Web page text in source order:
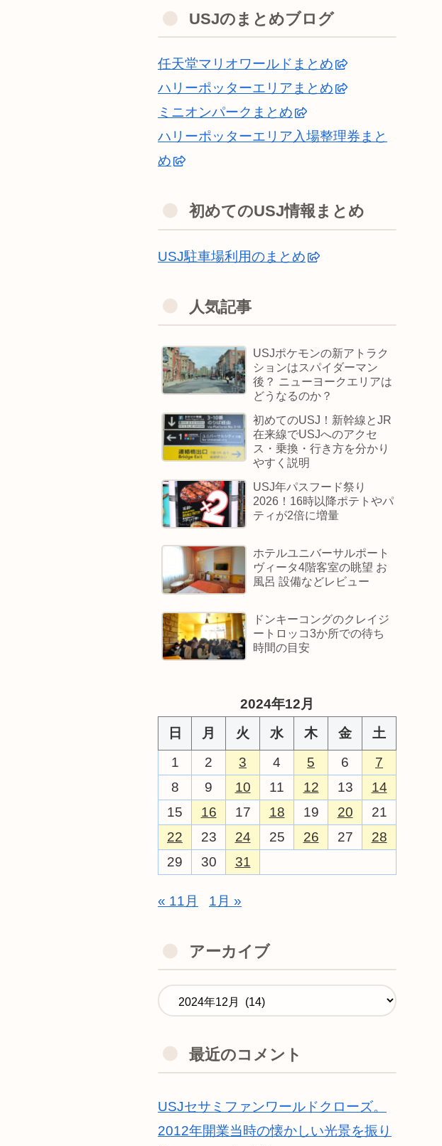
USJのまとめブログ
任天堂マリオワールドまとめ
ハリーポッターエリアまとめ
ミニオンパークまとめ
ハリーポッターエリア入場整理券まと
め
初めてのUSJ情報まとめ
USJ駐車場利用のまとめ
人気記事
USJポケモンの新アトラク
ションはスパイダーマン
後？ ニューヨークエリアは
どうなるのか？
初めてのUSJ！新幹線とJR
在来線でUSJへのアクセ
ス・乗換・行き方を分かり
やすく説明
USJ年パスフード祭り
2026！16時以降ポテトやパ
ティが2倍に増量
ホテルユニバーサルポート
ヴィータ4階客室の眺望 お
風呂 設備などレビュー
ドンキーコングのクレイジ
ートロッコ3か所での待ち
時間の目安
2024年12月
日
月 火 水 木 金
土
1
2 3 4 5 6
7
8
9 10 11 12 13
14
15
16 17 18 19 20
21
22
23 24 25 26 27
28
29
30 31
« 11月 1月 »
アーカイブ
最近のコメント
USJセサミファンワールドクローズ。
2012年開業当時の懐かしい光景を振り